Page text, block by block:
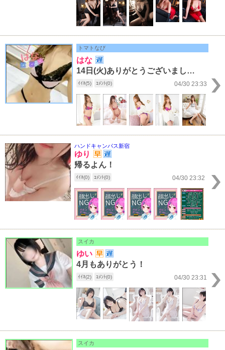
トマトなび
はな
14日(火)ありがとうございました～!!!
ｲｲﾈ(5) ｺﾒﾝﾄ(0) 04/30 23:33
ハンドキャンパス新宿
ゆり
帰るよん！
ｲｲﾈ(0) ｺﾒﾝﾄ(0) 04/30 23:32
スイカ
ゆい
4月もありがとう！
ｲｲﾈ(2) ｺﾒﾝﾄ(0) 04/30 23:31
スイカ